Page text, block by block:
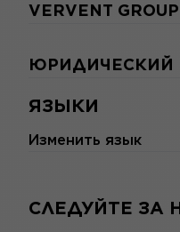
ЯЗЫКИ
Изменить язык
СЛЕДУЙТЕ ЗА
VERVENT GROUP
ЮРИДИЧЕСКИЙ